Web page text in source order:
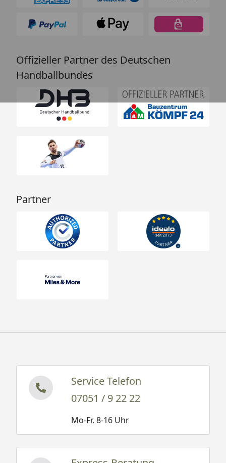
Offizieller Partner des Deutschen
Handballbundes
Partner
Service Telefon
07051 / 9 22 22
Mo-Fr. 8-16 Uhr